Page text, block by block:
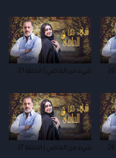
شيء من الماضي | الحلقة 21
شيء من الماضي | الحلقة 27